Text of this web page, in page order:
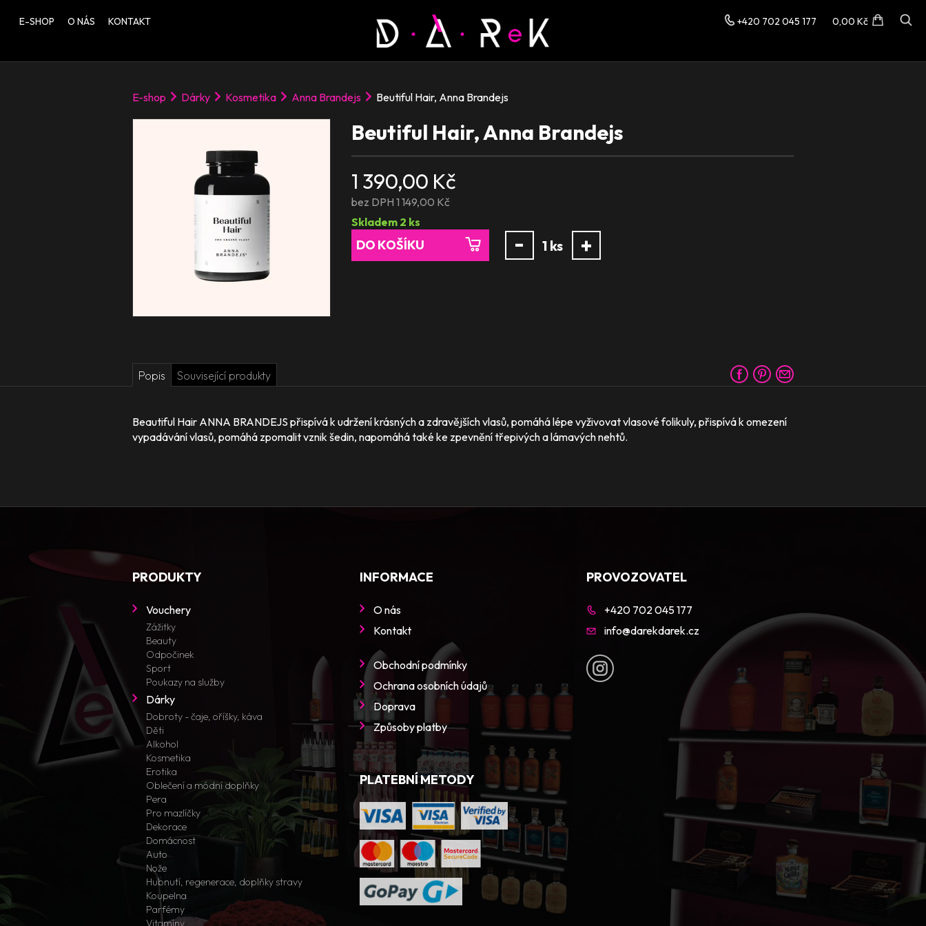
E-SHOP O NÁS KONTAKT +420 702 045 177 0,00 Kč
E-shop Dárky Kosmetika Anna Brandejs Beutiful Hair, Anna Brandejs
Beutiful Hair, Anna Brandejs
1 390,00 Kč
bez DPH 1 149,00 Kč
Skladem 2 ks
DO KOŠÍKU - 1 ks +
Popis Související produkty
Beautiful Hair ANNA BRANDEJS přispívá k udržení krásných a zdravějších vlasů, pomáhá lépe vyživovat vlasové folikuly, přispívá k omezení
vypadávání vlasů, pomáhá zpomalit vznik šedin, napomáhá také ke zpevnění třepivých a lámavých nehtů.
PRODUKTY
Vouchery
Zážitky
Beauty
Odpočinek
Sport
Poukazy na služby
Dárky
Dobroty - čaje, oříšky, káva
Děti
Alkohol
Kosmetika
Erotika
Oblečení a módní doplňky
Pera
Pro mazlíčky
Dekorace
Domácnost
Auto
Nože
Hubnutí, regenerace, doplňky stravy
Koupelna
Parfémy
Vitamíny
INFORMACE
O nás
Kontakt
Obchodní podmínky
Ochrana osobních údajů
Doprava
Způsoby platby
PLATEBNÍ METODY
PROVOZOVATEL
+420 702 045 177
info@darekdarek.cz